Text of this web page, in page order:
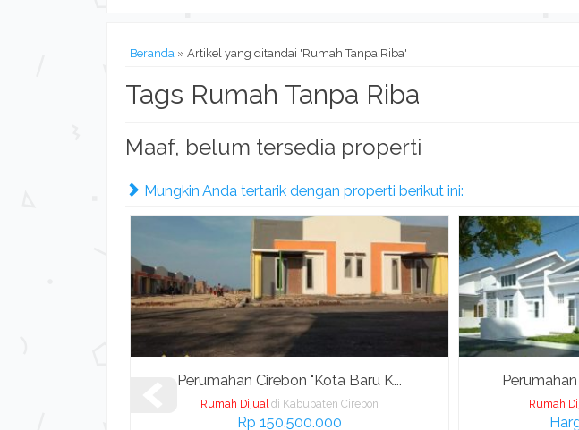
Beranda » Artikel yang ditandai 'Rumah Tanpa Riba'
Tags Rumah Tanpa Riba
Maaf, belum tersedia properti
Mungkin Anda tertarik dengan properti berikut ini:
Perumahan Cirebon "Kota Baru K...
Rumah Dijual di Kabupaten Cirebon
Rp 150.500.000
Rumah